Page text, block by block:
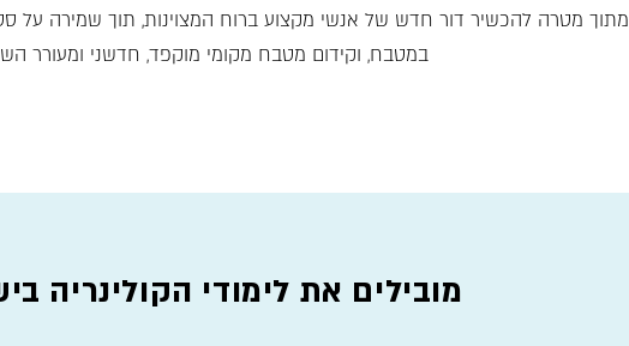
בשנת 2015 מתוך מטרה להכשיר דור חדש של אנשי מקצוע ברוח המצוינות, תוך שמירה
במטבח, וקידום מטבח מקומי מוקפד, חדשני ומעורר
מובילים את לימודי הקולינריה